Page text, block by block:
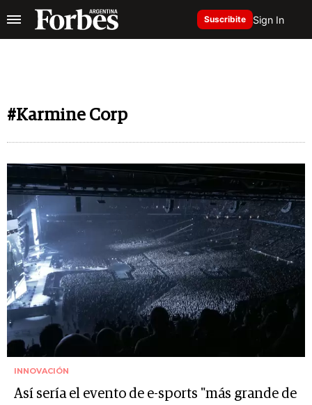
Suscribite Sign In
#Karmine Corp
INNOVACIÓN
Así sería el evento de e-sports "más grande de